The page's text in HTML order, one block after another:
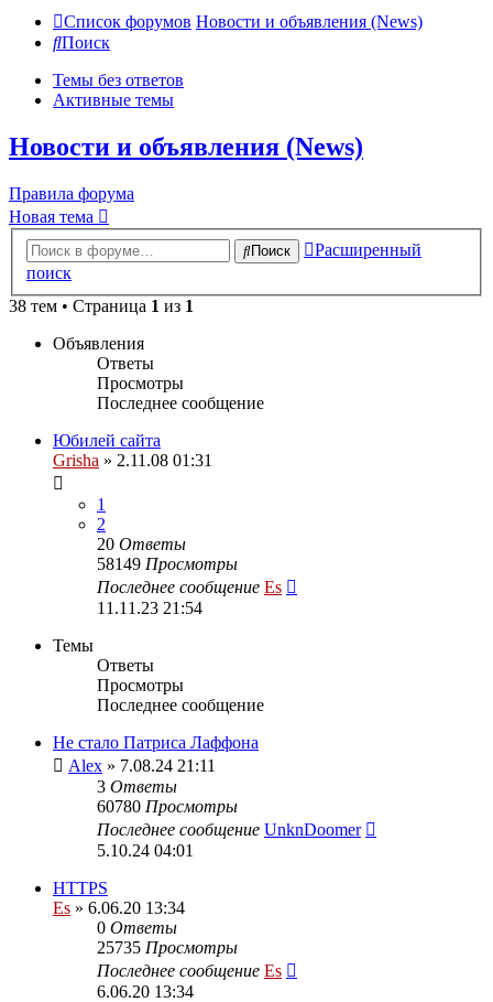
Список форумов Новости и объявления (News)
Поиск
Темы без ответов
Активные темы
Новости и объявления (News)
Правила форума
Новая тема
Поиск
Расширенный
поиск
38 тем • Страница 1 из 1
Объявления
Ответы
Просмотры
Последнее сообщение
Юбилей сайта
Grisha » 2.11.08 01:31
1
2
20 Ответы
58149 Просмотры
Последнее сообщение Es
11.11.23 21:54
Темы
Ответы
Просмотры
Последнее сообщение
Не стало Патриса Лаффона
Alex » 7.08.24 21:11
3 Ответы
60780 Просмотры
Последнее сообщение UnknDoomer
5.10.24 04:01
HTTPS
Es » 6.06.20 13:34
0 Ответы
25735 Просмотры
Последнее сообщение Es
6.06.20 13:34